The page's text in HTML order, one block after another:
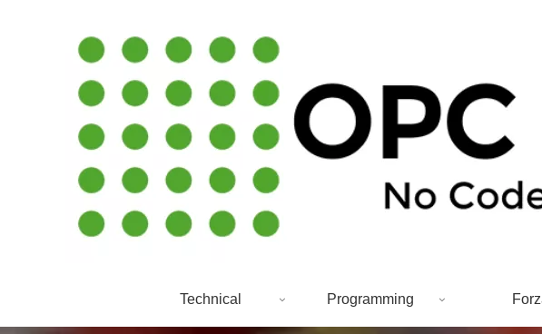
Technical Programming